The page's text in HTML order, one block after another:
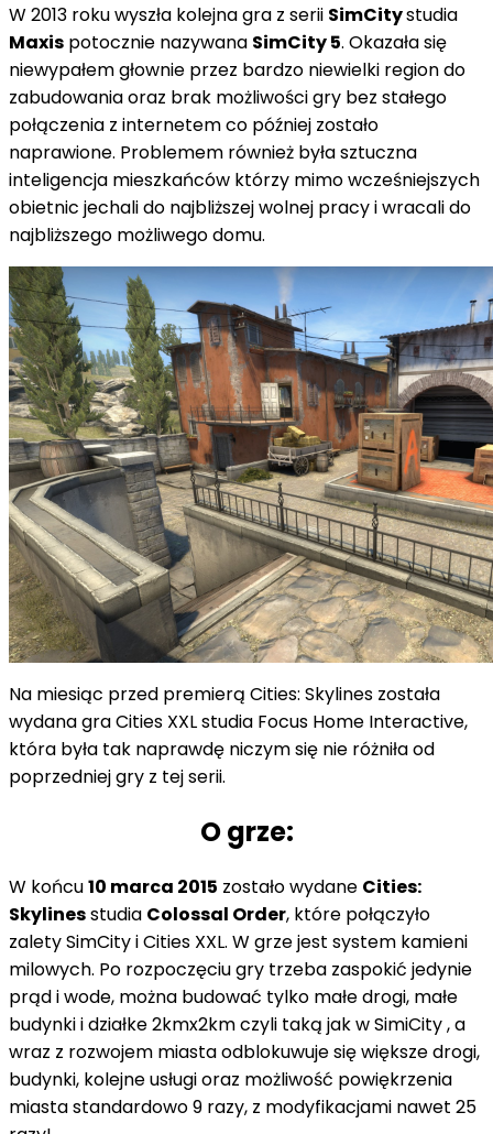
W 2013 roku wyszła kolejna gra z serii SimCitystudia
Maxis potocznie nazywana SimCity 5. Okazała się
niewypałem głownie przez bardzo niewielki region do
zabudowania oraz brak możliwości gry bez stałego
połączenia z internetem co później zostało
naprawione. Problemem również była sztuczna
inteligencja mieszkańców którzy mimo wcześniejszych
obietnic jechali do najbliższej wolnej pracy i wracali do
najbliższego możliwego domu.
Na miesiąc przed premierą Cities: Skylines została
wydana graCities XXLstudia Focus Home Interactive,
która była tak naprawdę niczym się nie różniła od
poprzedniej gry z tej serii.
O grze:
W końcu10 marca 2015 zostało wydane Cities:
Skylinesstudia Colossal Order, które połączyło
zalety SimCity i Cities XXL. W grze jest system kamieni
milowych. Po rozpoczęciu gry trzeba zaspokić jedynie
prąd i wode, można budować tylko małe drogi, małe
budynki i działke 2kmx2km czyli taką jak w SimiCity , a
wraz z rozwojem miasta odblokuwuje się większe drogi,
budynki, kolejne usługi oraz możliwość powiękrzenia
miasta standardowo 9 razy, z modyfikacjami nawet 25